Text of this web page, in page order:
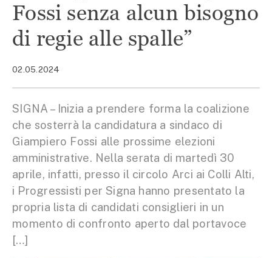
Fossi senza alcun bisogno
di regie alle spalle”
02.05.2024
SIGNA – Inizia a prendere forma la coalizione
che sosterrà la candidatura a sindaco di
Giampiero Fossi alle prossime elezioni
amministrative. Nella serata di martedì 30
aprile, infatti, presso il circolo Arci ai Colli Alti,
i Progressisti per Signa hanno presentato la
propria lista di candidati consiglieri in un
momento di confronto aperto dal portavoce
[…]